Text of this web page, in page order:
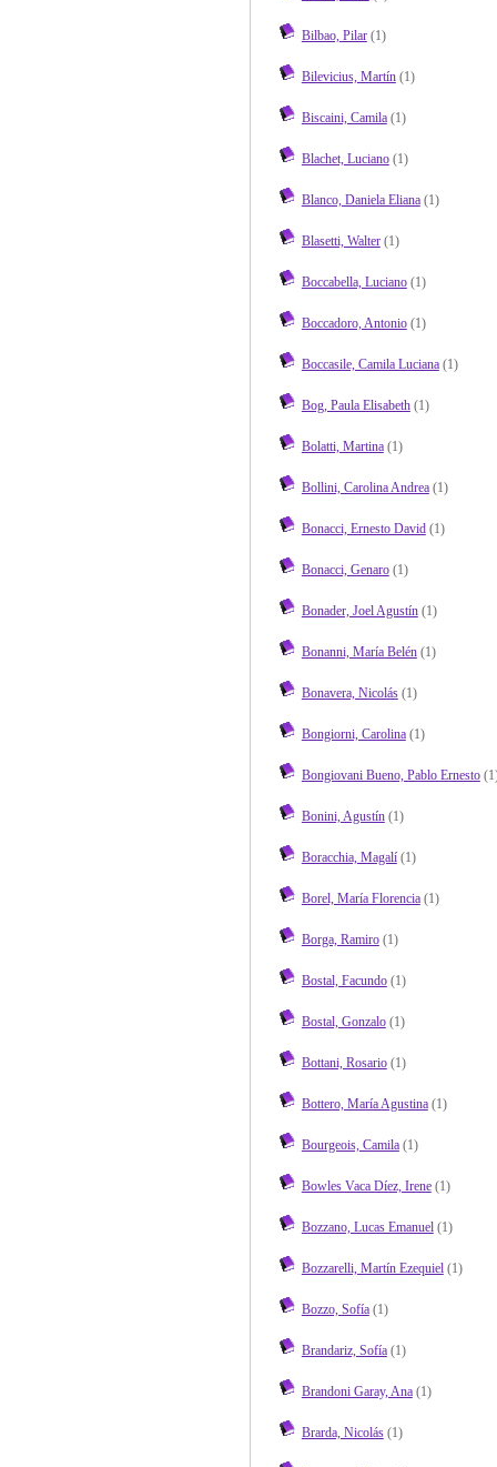
Bilbao, Pilar(1)
Bilevicius, Martín(1)
Biscaini, Camila(1)
Blachet, Luciano(1)
Blanco, Daniela Eliana(1)
Blasetti, Walter(1)
Boccabella, Luciano(1)
Boccadoro, Antonio(1)
Boccasile, Camila Luciana(1)
Bog, Paula Elisabeth(1)
Bolatti, Martina(1)
Bollini, Carolina Andrea(1)
Bonacci, Ernesto David(1)
Bonacci, Genaro(1)
Bonader, Joel Agustín(1)
Bonanni, María Belén(1)
Bonavera, Nicolás(1)
Bongiorni, Carolina(1)
Bongiovani Bueno, Pablo Ernesto
Bonini, Agustín(1)
Boracchia, Magalí(1)
Borel, María Florencia(1)
Borga, Ramiro(1)
Bostal, Facundo(1)
Bostal, Gonzalo(1)
Bottani, Rosario(1)
Bottero, María Agustina(1)
Bourgeois, Camila(1)
Bowles Vaca Díez, Irene(1)
Bozzano, Lucas Emanuel(1)
Bozzarelli, Martín Ezequiel(1)
Bozzo, Sofía(1)
Brandariz, Sofía(1)
Brandoni Garay, Ana(1)
Brarda, Nicolás(1)